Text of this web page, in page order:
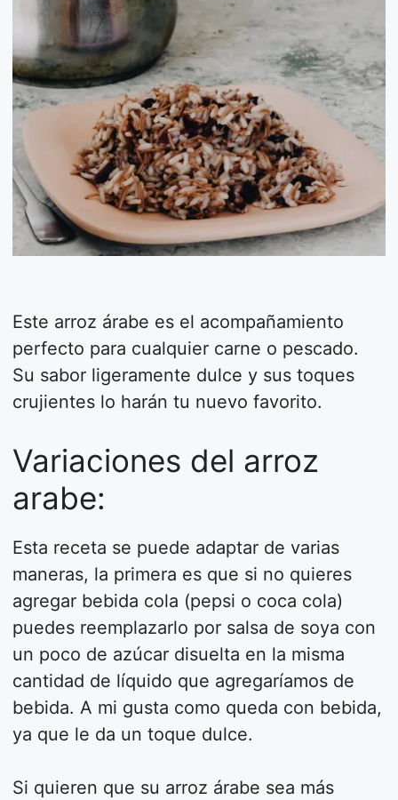
Este arroz árabe es el acompañamiento
perfecto para cualquier carne o pescado.
Su sabor ligeramente dulce y sus toques
crujientes lo harán tu nuevo favorito.
Variaciones del arroz
arabe:
Esta receta se puede adaptar de varias
maneras, la primera es que si no quieres
agregar bebida cola (pepsi o coca cola)
puedes reemplazarlo por salsa de soya con
un poco de azúcar disuelta en la misma
cantidad de líquido que agregaríamos de
bebida. A mi gusta como queda con bebida,
ya que le da un toque dulce.
Si quieren que su arroz árabe sea más